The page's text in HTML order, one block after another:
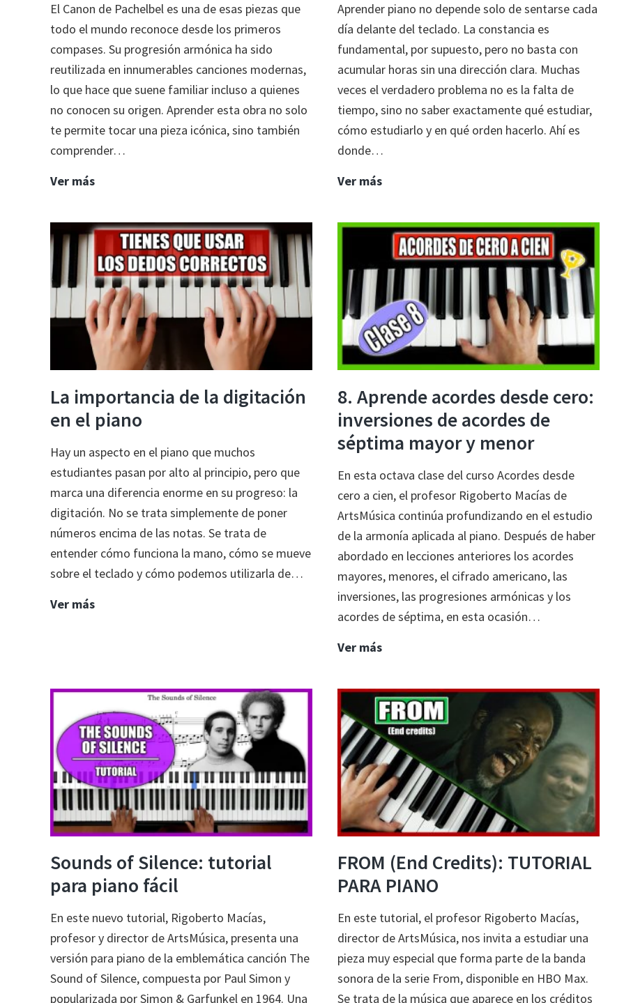
El Canon de Pachelbel es una de esas piezas que
todo el mundo reconoce desde los primeros
compases. Su progresión armónica ha sido
reutilizada en innumerables canciones modernas,
lo que hace que suene familiar incluso a quienes
no conocen su origen. Aprender esta obra no solo
te permite tocar una pieza icónica, sino también
comprender…
Ver másCanon
Re
Pachelbel:
tutorial
para
piano
fácil
Aprender piano no depende solo de sentarse cada
día delante del teclado. La constancia es
fundamental, por supuesto, pero no basta con
acumular horas sin una dirección clara. Muchas
veces el verdadero problema no es la falta de
tiempo, sino no saber exactamente qué estudiar,
cómo estudiarlo y en qué orden hacerlo. Ahí es
donde…
Ver másLos
consejos
para
dominar
el
piano
La importancia de la digitación
en el piano
Hay un aspecto en el piano que muchos
estudiantes pasan por alto al principio, pero que
marca una diferencia enorme en su progreso: la
digitación. No se trata simplemente de poner
números encima de las notas. Se trata de
entender cómo funciona la mano, cómo se mueve
sobre el teclado y cómo podemos utilizarla de…
Ver másLa
el
piano
8. Aprende acordes desde cero:
inversiones de acordes de
séptima mayor y menor
En esta octava clase del curso Acordes desde
cero a cien, el profesor Rigoberto Macías de
ArtsMúsica continúa profundizando en el estudio
de la armonía aplicada al piano. Después de haber
abordado en lecciones anteriores los acordes
mayores, menores, el cifrado americano, las
inversiones, las progresiones armónicas y los
acordes de séptima, en esta ocasión…
Ver más8.
acordes
desde
cero:
inversiones
de
acordes
de
séptima
y
menor
Sounds of Silence: tutorial
para piano fácil
En este nuevo tutorial, Rigoberto Macías,
profesor y director de ArtsMúsica, presenta una
versión para piano de la emblemática canción The
Sound of Silence, compuesta por Paul Simon y
popularizada por Simon & Garfunkel en 1964. Una
FROM (End Credits): TUTORIAL
PARA PIANO
En este tutorial, el profesor Rigoberto Macías,
director de ArtsMúsica, nos invita a estudiar una
pieza muy especial que forma parte de la banda
sonora de la serie From, disponible en HBO Max.
Se trata de la música que aparece en los créditos